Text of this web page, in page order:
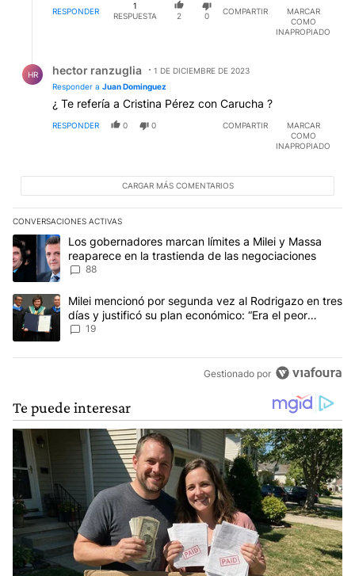
RESPONDER
1
RESPUESTA
2 0
COMPARTIR
MARCAR
COMO
INAPROPIADO
HR hector ranzuglia
1 DE DICIEMBRE DE 2023
Responder a Juan Dominguez
¿ Te refería a Cristina Pérez con Carucha ?
RESPONDER 0 0 COMPARTIR
MARCAR
COMO
INAPROPIADO
CARGAR MÁS COMENTARIOS
CONVERSACIONES ACTIVAS
Este listado muestra los artículos con más comentarios en los
Un artículo de tendencia con el título "Los gobernadores
Los gobernadores marcan límites a Milei y Massa
reaparece en la trastienda de las negociaciones
88
Un artículo de tendencia con el título "Milei mencionó por
Milei mencionó por segunda vez al Rodrigazo en tres
días y justificó su plan económico: “Era el peor
escenario posible”
19
Gestionado por